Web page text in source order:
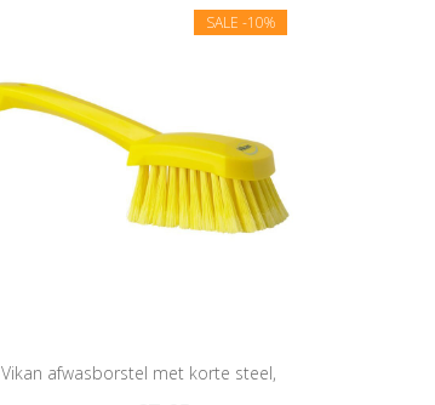
SALE -10%
Vikan afwasborstel met korte steel,